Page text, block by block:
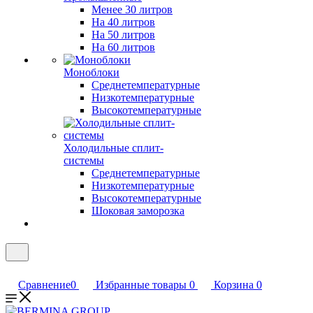
Менее 30 литров
На 40 литров
На 50 литров
На 60 литров
Моноблоки
Среднетемпературные
Низкотемпературные
Высокотемпературные
Холодильные сплит-
системы
Среднетемпературные
Низкотемпературные
Высокотемпературные
Шоковая заморозка
Сравнение0 Избранные товары 0 Корзина 0